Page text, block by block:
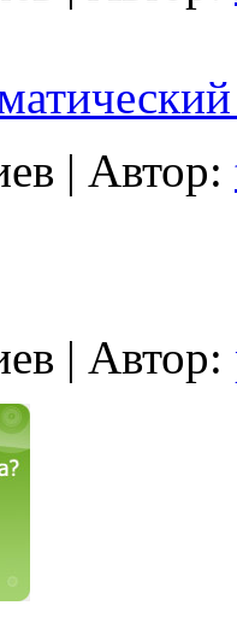
| Автор:
| Автор: